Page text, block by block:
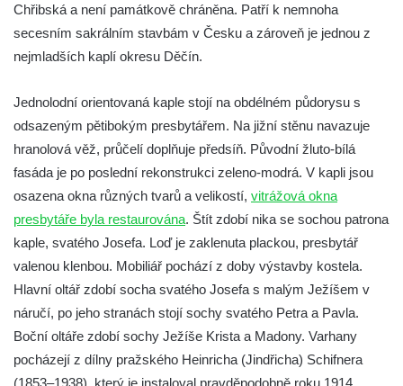
Křížová cesta Římov – XIV. kaple – U
Kaifáše (U Děvečky)
Křížová cesta Římov – XIII. kaple – U
Křížová cesta Římov – XII. kaple – Vodní
brána
Křížová cesta Římov – XI. kaple – Ježíš
haněn a tupen
Křížová cesta Římov – X. kaple – U
Cedronu
Křížová cesta Římov – IX. kaple – U
chromého žida
Křížová cesta Římov – VIII. kaple – Kristus
svázán a ze zahrady vyhnán
Křížová cesta Římov – VII. kaple – Políbení
Chřibská a není památkově chráněna. Patří k nemnoha
secesním sakrálním stavbám v Česku a zároveň je jednou z
nejmladších kaplí okresu Děčín.
Jednolodní orientovaná kaple stojí na obdélném půdorysu s
odsazeným pětibokým presbytářem. Na jižní stěnu navazuje
hranolová věž, průčelí doplňuje předsíň. Původní žluto-bílá
fasáda je po poslední rekonstrukci zeleno-modrá. V kapli jsou
osazena okna různých tvarů a velikostí, vitrážová okna
presbytáře byla restaurována. Štít zdobí nika se sochou patrona
kaple, svatého Josefa. Loď je zaklenuta plackou, presbytář
valenou klenbou. Mobiliář pochází z doby výstavby kostela.
Hlavní oltář zdobí socha svatého Josefa s malým Ježíšem v
náručí, po jeho stranách stojí sochy svatého Petra a Pavla.
Boční oltáře zdobí sochy Ježíše Krista a Madony. Varhany
pocházejí z dílny pražského Heinricha (Jindřicha) Schifnera
(1853–1938), který je instaloval pravděpodobně roku 1914.